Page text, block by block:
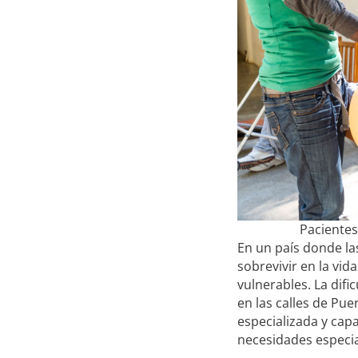
En un país donde
sobrevivir en la
vulnerables. La
en las calles de
especializada y
necesidades